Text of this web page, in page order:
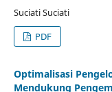
Suciati Suciati
PDF
Optimalisasi
Mendukung